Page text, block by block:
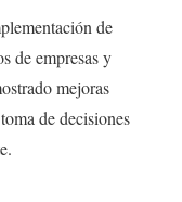
de
de empresas y
mejoras
de decisiones